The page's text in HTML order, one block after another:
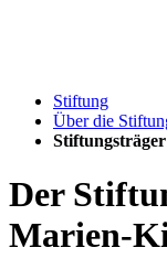
Stiftung
Über die
Stiftungsträger
Der
Marien-